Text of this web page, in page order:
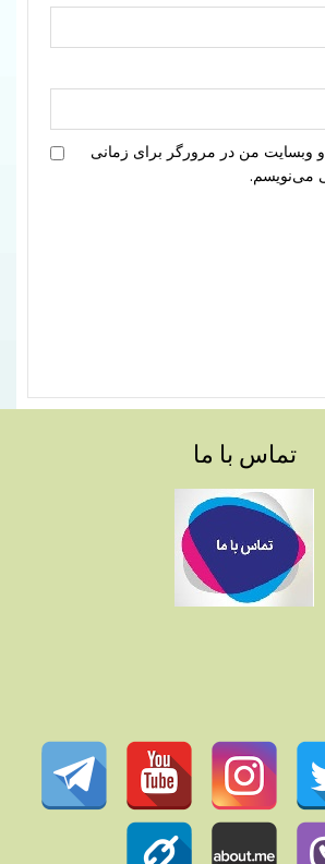
و وبسایت من در مرورگر برای زمانی
می‌نویسم.
تماس با ما